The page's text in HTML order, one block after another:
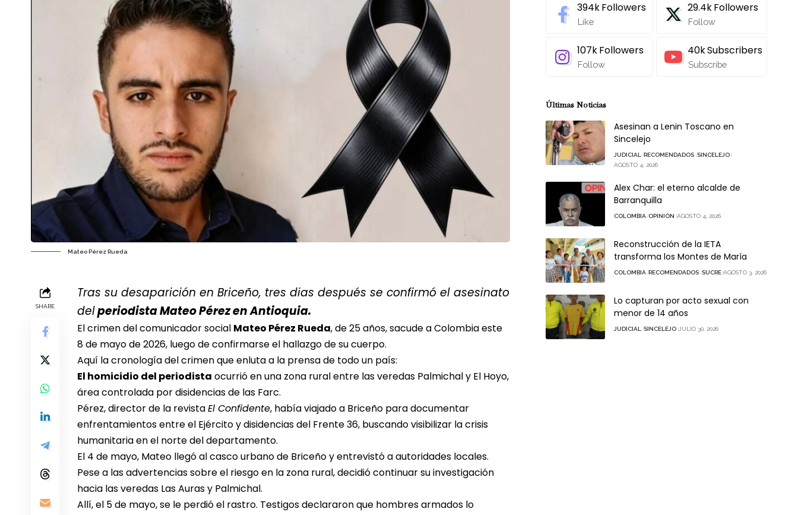
Mateo Pérez Rueda
SHARE
Tras su desaparición en Briceño, tres dias después se confirmó el asesinato
delperiodista Mateo Pérez en Antioquia.
El crimen del comunicador social Mateo Pérez Rueda, de 25 años, sacude a Colombia este
8 de mayo de 2026, luego de confirmarse el hallazgo de su cuerpo.
Aquí la cronología del crimen que enluta a la prensa de todo un país:
El homicidio del periodista ocurrió en una zona rural entre las veredas Palmichal y El Hoyo,
área controlada por disidencias de las Farc.
Pérez, director de la revistaEl Confidente, había viajado a Briceño para documentar
enfrentamientos entre el Ejército y disidencias del Frente 36, buscando visibilizar la crisis
humanitaria en el norte del departamento.
El 4 de mayo, Mateo llegó al casco urbano de Briceño y entrevistó a autoridades locales.
Pese a las advertencias sobre el riesgo en la zona rural, decidió continuar su investigación
hacia las veredas Las Auras y Palmichal.
Allí, el 5 de mayo, se le perdió el rastro. Testigos declararon que hombres armados lo
394kFollowers
Like
29.4kFollowers
Follow
107kFollowers
Follow
40kSubscribers
Subscribe
Últimas Noticias
Asesinan a Lenin Toscano en
Sincelejo
JUDICIAL RECOMENDADOS SINCELEJO
AGOSTO 4, 2026
Alex Char: el eterno alcalde de
Barranquilla
COLOMBIA OPINIÓN AGOSTO 4, 2026
Reconstrucción de la IETA
transforma los Montes de María
COLOMBIA RECOMENDADOS SUCRE AGOSTO 3, 2026
Lo capturan por acto sexual con
menor de 14 años
JUDICIAL SINCELEJO JULIO 30, 2026